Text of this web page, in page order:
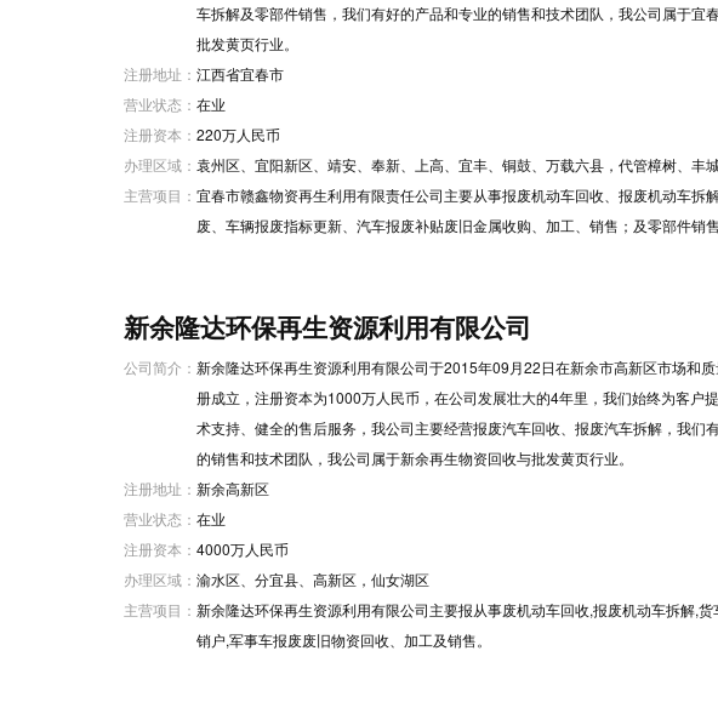
车拆解及零部件销售，我们有好的产品和专业的销售和技术团队，我公司属于宜
批发黄页行业。
注册地址： 江西省宜春市
营业状态： 在业
注册资本： 220万人民币
办理区域： 袁州区、宜阳新区、靖安、奉新、上高、宜丰、铜鼓、万载六县，代管樟树、丰
主营项目： 宜春市赣鑫物资再生利用有限责任公司主要从事报废机动车回收、报废机动车拆
废、车辆报废指标更新、汽车报废补贴废旧金属收购、加工、销售；及零部件销售
新余隆达环保再生资源利用有限公司
公司简介： 新余隆达环保再生资源利用有限公司于2015年09月22日在新余市高新区市场和
册成立，注册资本为1000万人民币，在公司发展壮大的4年里，我们始终为客户
术支持、健全的售后服务，我公司主要经营报废汽车回收、报废汽车拆解，我们
的销售和技术团队，我公司属于新余再生物资回收与批发黄页行业。
注册地址： 新余高新区
营业状态： 在业
注册资本： 4000万人民币
办理区域： 渝水区、分宜县、高新区，仙女湖区
主营项目： 新余隆达环保再生资源利用有限公司主要报从事废机动车回收,报废机动车拆解,货
销户,军事车报废废旧物资回收、加工及销售。